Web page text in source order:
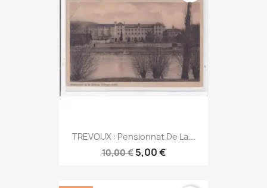
TREVOUX : Pensionnat De La...
10,00 € 5,00 €